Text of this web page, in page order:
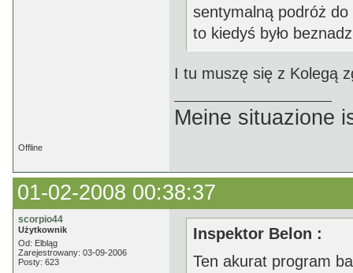
sentymalną podróż do
to kiedyś było
I tu muszę się z Kolegą
Meine situazione
Offline
01-02-2008 00:38:37
scorpio44
Użytkownik
Od: Elbląg
Zarejestrowany: 03-09-2006
Posty: 623
Inspektor Belon :
Ten akurat program